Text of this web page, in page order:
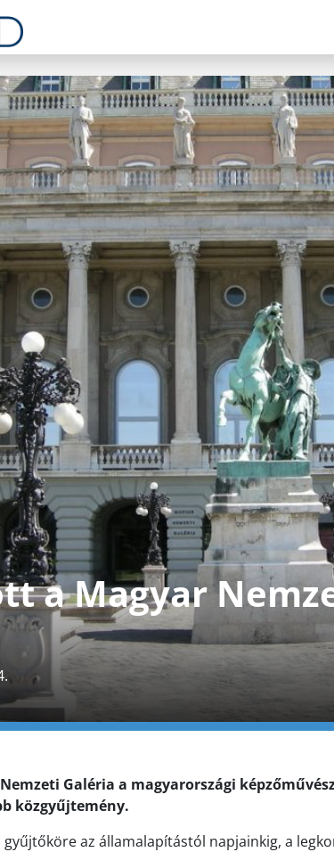
a Magyar
Galéria a magyarországi
közgyűjtemény.
gyűjtőköre az államalapítástól napjainkig, a